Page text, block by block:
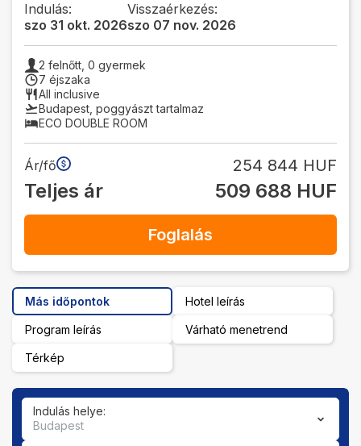
Indulás:
szo 31 okt. 2026
Visszaérkezés:
szo 07 nov. 2026
2 felnőtt, 0 gyermek
7 éjszaka
All inclusive
Budapest poggyászt tartalmaz
ECO DOUBLE ROOM
Ár/fő 254 844 HUF
Teljes ár 509 688 HUF
Foglalás
Más időpontok Hotel leírás
Program leírás Várható menetrend
Térkép
Indulás helye:
Budapest